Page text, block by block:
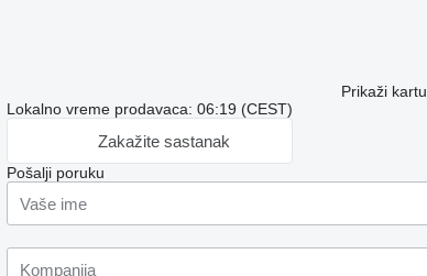
Prikaži kartu
Lokalno vreme prodavaca: 06:19 (CEST)
Zakažite sastanak
Pošalji poruku